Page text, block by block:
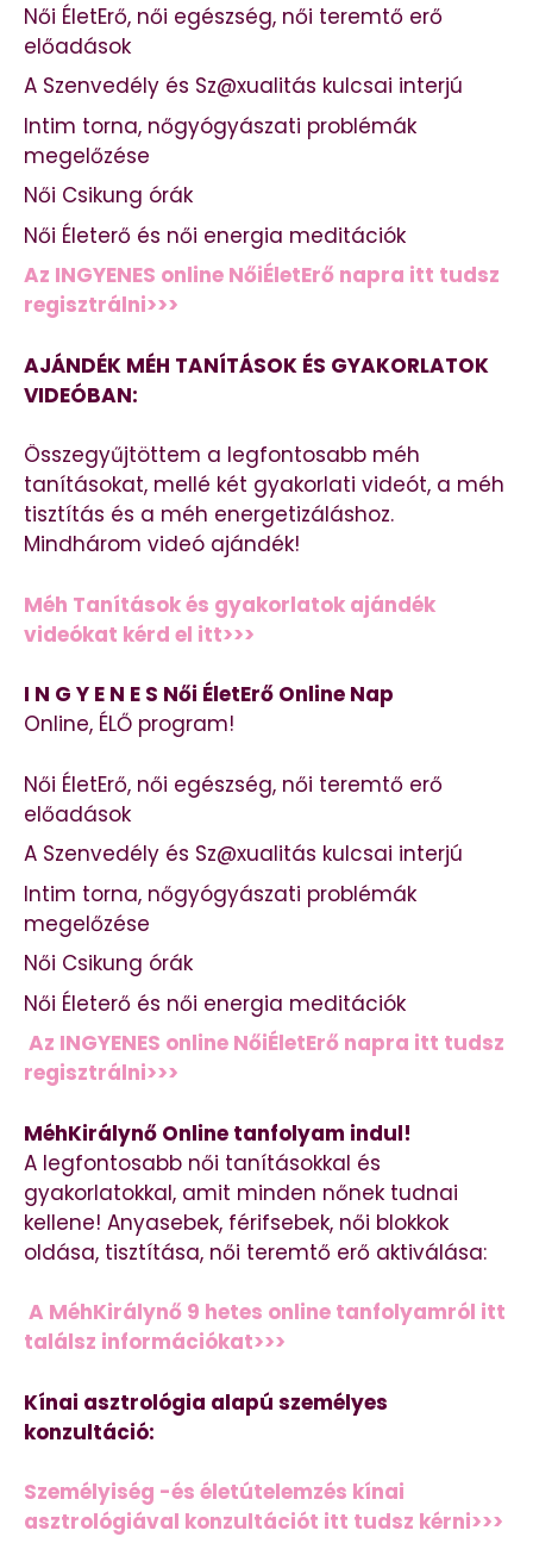
Női ÉletErő, női egészség, női teremtő erő
előadások
A Szenvedély és Sz@xualitás kulcsai interjú
Intim torna, nőgyógyászati problémák
megelőzése
Női Csikung órák
Női Életerő és női energia meditációk
Az INGYENES online NőiÉletErő napra itt tudsz
regisztrálni>>>
AJÁNDÉK MÉH TANÍTÁSOK ÉS GYAKORLATOK
VIDEÓBAN:
Összegyűjtöttem a legfontosabb méh
tanításokat, mellé két gyakorlati videót, a méh
tisztítás és a méh energetizáláshoz.
Mindhárom videó ajándék!
Méh Tanítások és gyakorlatok ajándék
videókat kérd el itt>>>
I N G Y E N E S Női ÉletErő Online Nap
Online, ÉLŐ program!
Női ÉletErő, női egészség, női teremtő erő
előadások
A Szenvedély és Sz@xualitás kulcsai interjú
Intim torna, nőgyógyászati problémák
megelőzése
Női Csikung órák
Női Életerő és női energia meditációk
Az INGYENES online NőiÉletErő napra itt tudsz
regisztrálni>>>
MéhKirálynő Online tanfolyam indul!
A legfontosabb női tanításokkal és
gyakorlatokkal, amit minden nőnek tudnai
kellene! Anyasebek, férifsebek, női blokkok
oldása, tisztítása, női teremtő erő aktiválása:
A MéhKirálynő 9 hetes online tanfolyamról itt
találsz információkat>>>
Kínai asztrológia alapú személyes
konzultáció:
Személyiség -és életútelemzés kínai
asztrológiával konzultációt itt tudsz kérni>>>